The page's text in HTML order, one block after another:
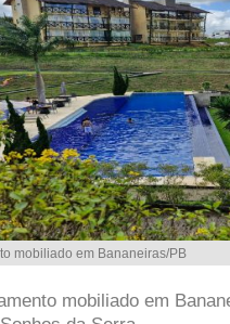
mobiliado em Bananeiras/PB
mobiliado em